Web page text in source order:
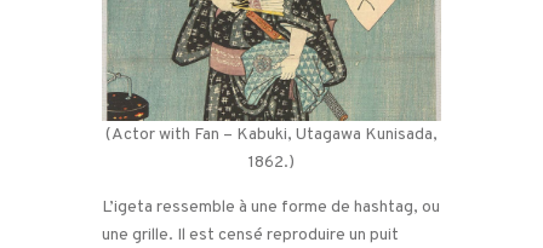
(Actor with Fan – Kabuki, Utagawa Kunisada,
1862.)
L’igeta ressemble à une forme de hashtag, ou
une grille. Il est censé reproduire un puit